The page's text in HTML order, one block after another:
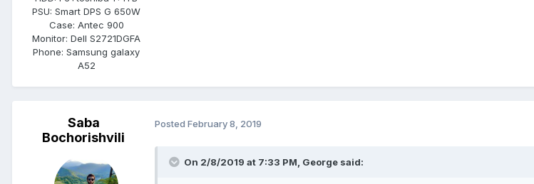
PSU: Smart DPS G 650W
Case: Antec 900
Monitor: Dell S2721DGFA
Phone: Samsung galaxy
A52
Saba
Bochorishvili
Posted February 8, 2019
On 2/8/2019 at 7:33 PM, George said: